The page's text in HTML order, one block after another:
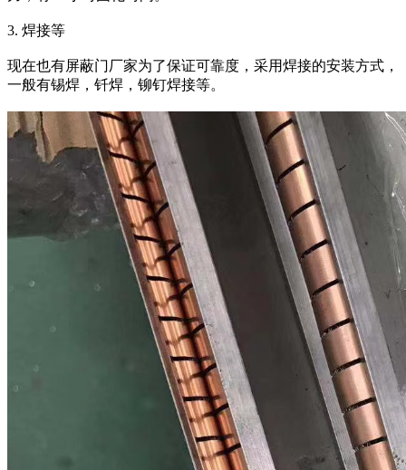
3. 焊接等
现在也有屏蔽门厂家为了保证可靠度，采用焊接的安装方式，
一般有锡焊，钎焊，铆钉焊接等。